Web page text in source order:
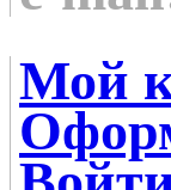
Мой